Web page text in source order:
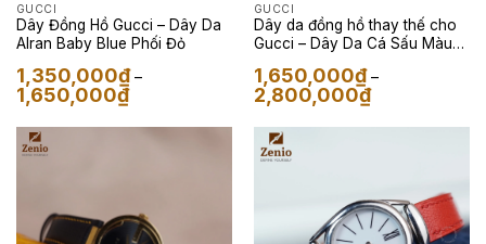
GUCCI
Dây Đồng Hồ Gucci – Dây Da
Alran Baby Blue Phối Đỏ
1,350,000₫ –
1,650,000₫Khoảng
giá:
GUCCI
Dây da đồng hồ thay thế cho
Gucci – Dây Da Cá Sấu Màu
1,650,000₫ –
2,800,000₫Khoảng
giá: